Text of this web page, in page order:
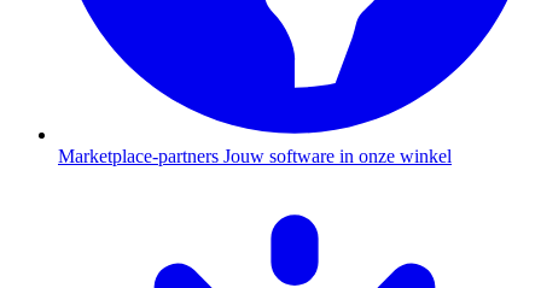
Marketplace-partners Jouw software in onze winkel